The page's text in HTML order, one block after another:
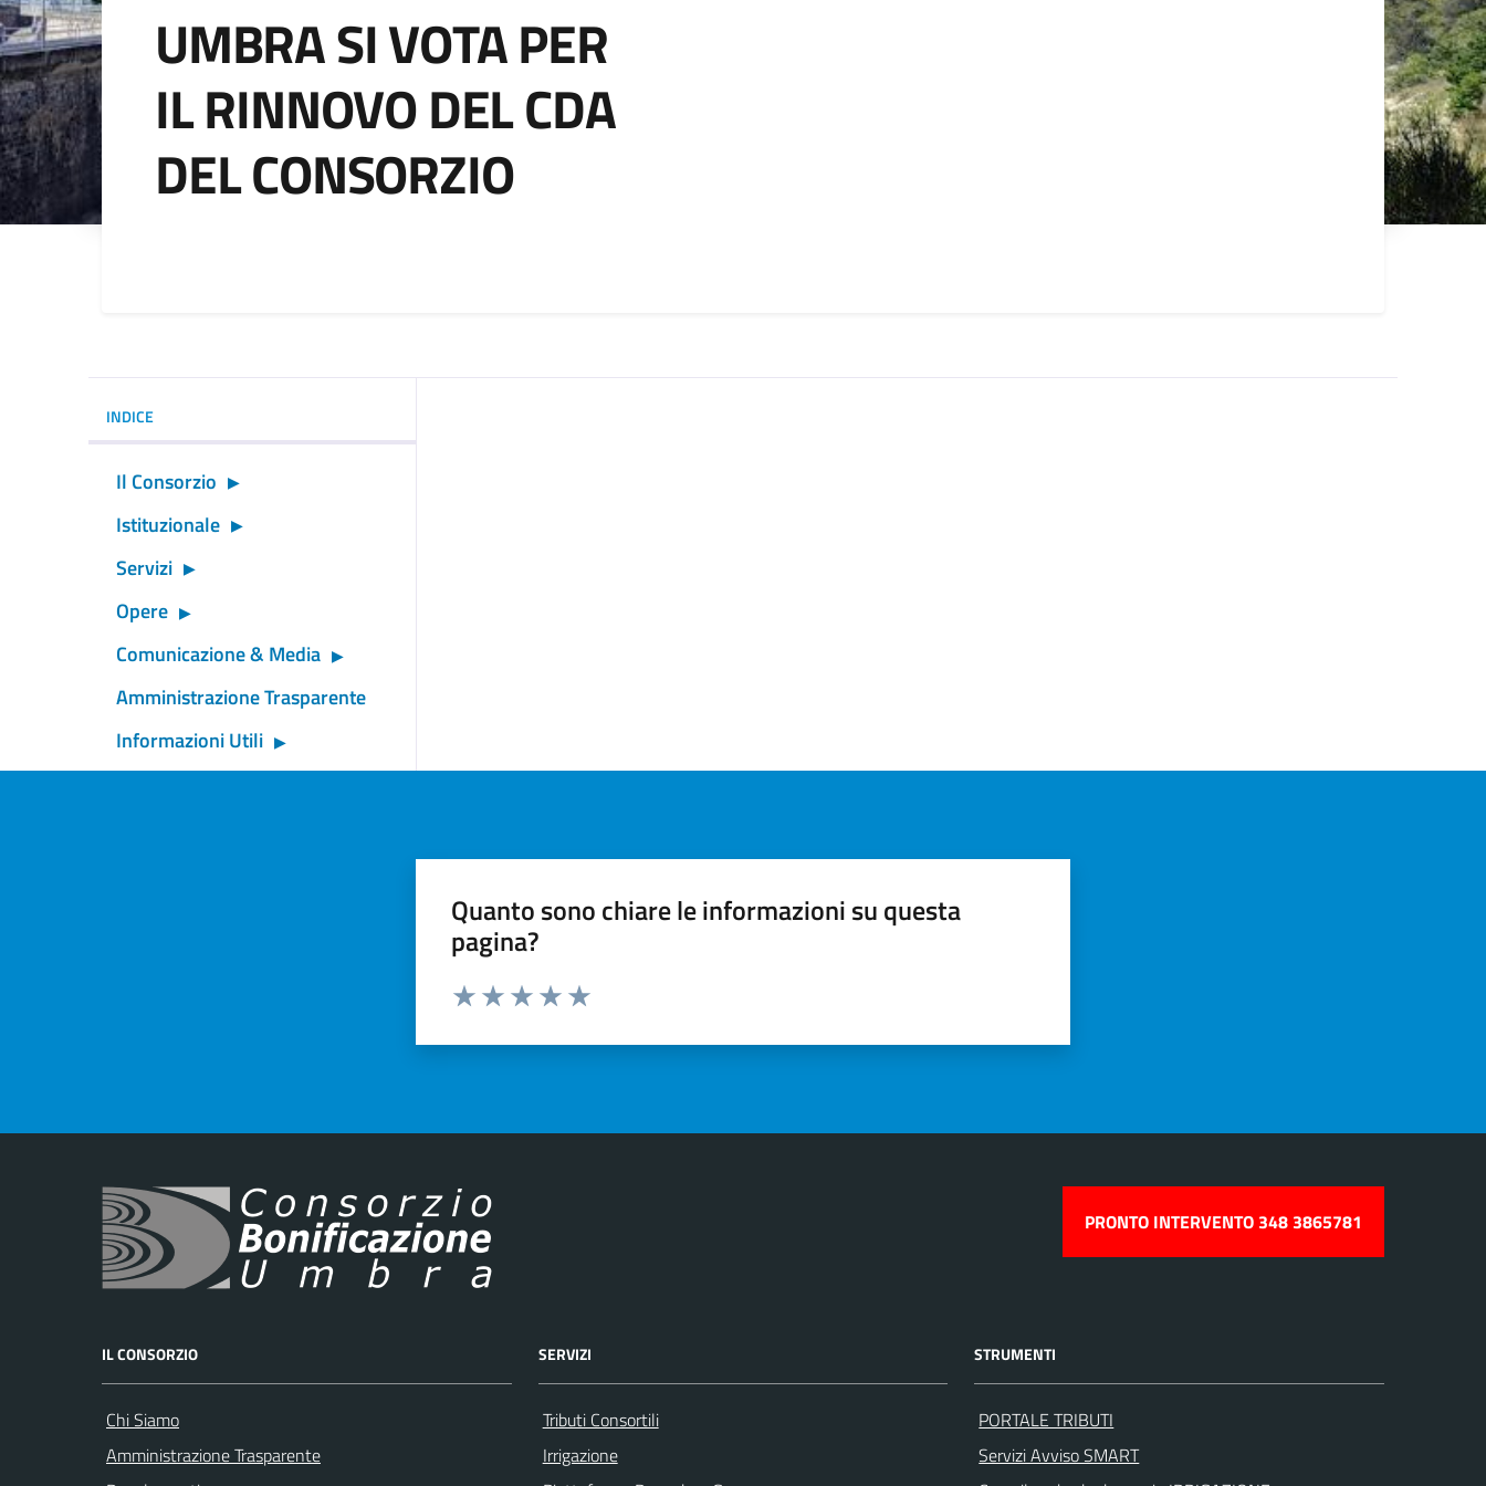
UMBRA SI VOTA PER
IL RINNOVO DEL CDA
DEL CONSORZIO
INDICE
Il Consorzio
Istituzionale
Servizi
Opere
Comunicazione & Media
Amministrazione Trasparente
Informazioni Utili
Quanto sono chiare le informazioni su questa
pagina?
PRONTO INTERVENTO 348 3865781
IL CONSORZIO
Chi Siamo
Amministrazione Trasparente
SERVIZI
Tributi Consortili
Irrigazione
STRUMENTI
PORTALE TRIBUTI
Servizi Avviso SMART